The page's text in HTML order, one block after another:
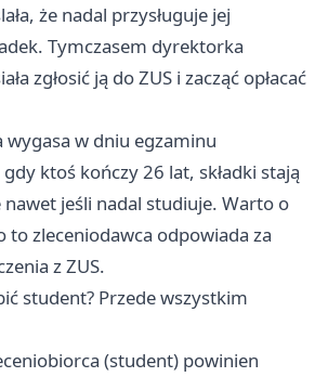
że nadal przysługuje jej
Tymczasem dyrektorka
zgłosić ją do ZUS i zacząć opłacać
wygasa w dniu egzaminu
ktoś kończy 26 lat, składki stają
jeśli nadal studiuje. Warto o
zleceniodawca odpowiada za
z ZUS.
student? Przede wszystkim
(student) powinien